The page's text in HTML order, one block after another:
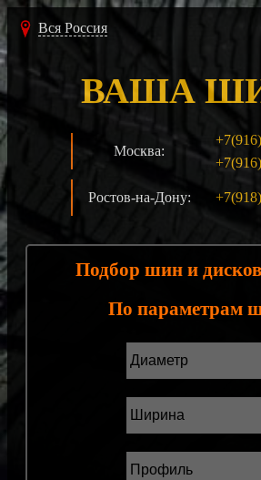
Вся Россия
Москва:
Ростов-на-Дону:
ВАША
Подбор шин и
По параметрам